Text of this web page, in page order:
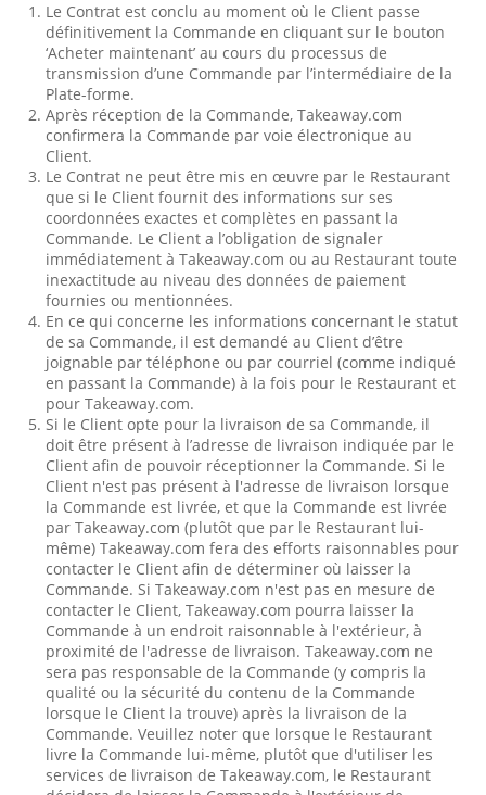
Le Contrat est conclu au moment où le Client passe
définitivement la Commande en cliquant sur le bouton
‘Acheter maintenant’ au cours du processus de
transmission d’une Commande par l’intermédiaire de la
Plate-forme.
Après réception de la Commande, Takeaway.com
confirmera la Commande par voie électronique au
Client.
Le Contrat ne peut être mis en œuvre par le Restaurant
que si le Client fournit des informations sur ses
coordonnées exactes et complètes en passant la
Commande. Le Client a l’obligation de signaler
immédiatement à Takeaway.com ou au Restaurant toute
inexactitude au niveau des données de paiement
fournies ou mentionnées.
En ce qui concerne les informations concernant le statut
de sa Commande, il est demandé au Client d’être
joignable par téléphone ou par courriel (comme indiqué
en passant la Commande) à la fois pour le Restaurant et
pour Takeaway.com.
Si le Client opte pour la livraison de sa Commande, il
doit être présent à l’adresse de livraison indiquée par le
Client afin de pouvoir réceptionner la Commande. Si le
Client n'est pas présent à l'adresse de livraison lorsque
la Commande est livrée, et que la Commande est livrée
par Takeaway.com (plutôt que par le Restaurant lui-
même) Takeaway.com fera des efforts raisonnables pour
contacter le Client afin de déterminer où laisser la
Commande. Si Takeaway.com n'est pas en mesure de
contacter le Client, Takeaway.com pourra laisser la
Commande à un endroit raisonnable à l'extérieur, à
proximité de l'adresse de livraison. Takeaway.com ne
sera pas responsable de la Commande (y compris la
qualité ou la sécurité du contenu de la Commande
lorsque le Client la trouve) après la livraison de la
Commande. Veuillez noter que lorsque le Restaurant
livre la Commande lui-même, plutôt que d'utiliser les
services de livraison de Takeaway.com, le Restaurant